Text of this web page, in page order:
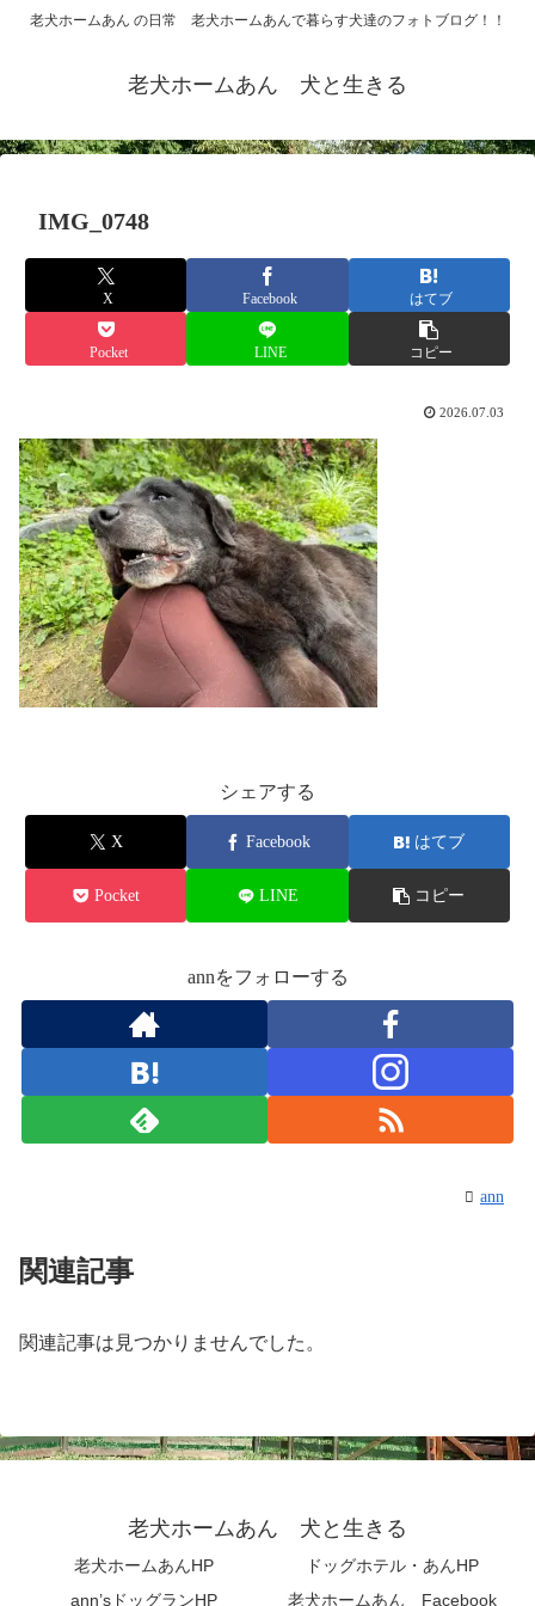
老犬ホームあん の日常 老犬ホームあんで暮らす犬達のフォトブログ！！
老犬ホームあん 犬と生きる
IMG_0748
X Facebook はてブ
Pocket LINE コピー
2026.07.03
シェアする
X Facebook はてブ
Pocket LINE コピー
annをフォローする
ann
関連記事
関連記事は見つかりませんでした。
老犬ホームあん 犬と生きる
老犬ホームあんHP
ドッグホテル・あんHP
ann’sドッグランHP
老犬ホームあん Facebook